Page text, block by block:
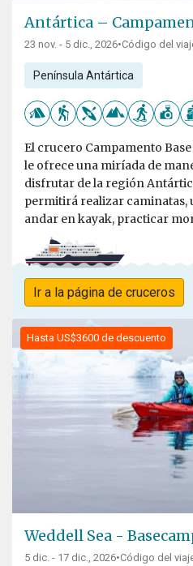
Antártica –
23 nov. - 5 dic., 2026•Código del
Península Antártica
El crucero Campamento
le ofrece una miríada de
disfrutar de la región
permitirá realizar caminatas,
andar en kayak, practicar
Ir a la página de cruceros
Hasta US$3600 de descuento
Weddell Sea -
5 dic. - 17 dic., 2026•Código del